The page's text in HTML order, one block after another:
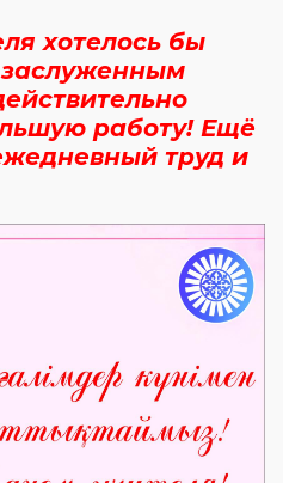
хотелось бы
заслуженным
работу! Ещё
труд и